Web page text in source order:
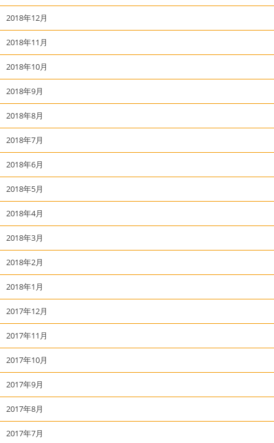
2018年12月
2018年11月
2018年10月
2018年9月
2018年8月
2018年7月
2018年6月
2018年5月
2018年4月
2018年3月
2018年2月
2018年1月
2017年12月
2017年11月
2017年10月
2017年9月
2017年8月
2017年7月